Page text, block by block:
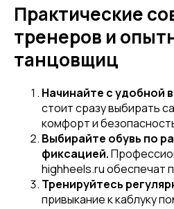
Практические
тренеров и
танцовщиц
Начинайте с удобной
стоит сразу выбирать
комфорт и
Выбирайте обувь по
фиксацией.
highheels.ru обеспечат
Тренируйтесь
привыкание к каблуку